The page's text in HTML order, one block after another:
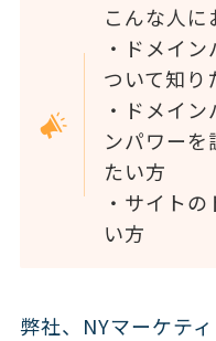
こんな人
・ドメイ
ついて知り
・ドメイ
ンパワー
たい方
・サイト
い方
弊社、NYマーケテ